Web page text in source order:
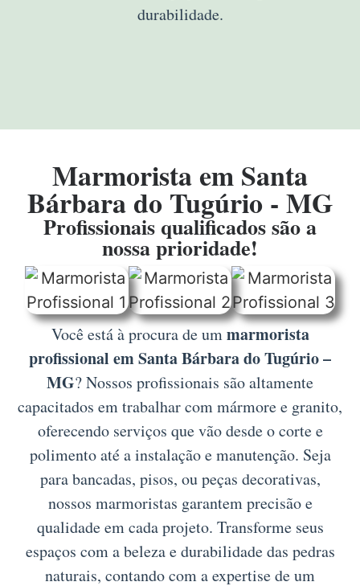
durabilidade.
Marmorista em Santa
Bárbara do Tugúrio - MG
Profissionais qualificados são a
nossa prioridade!
Você está à procura de ummarmorista
profissional em Santa Bárbara do Tugúrio –
MG? Nossos profissionais são altamente
capacitados em trabalhar com mármore e granito,
oferecendo serviços que vão desde o corte e
polimento até a instalação e manutenção. Seja
para bancadas, pisos, ou peças decorativas,
nossos marmoristas garantem precisão e
qualidade em cada projeto. Transforme seus
espaços com a beleza e durabilidade das pedras
naturais, contando com a expertise de um